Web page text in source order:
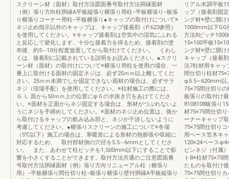
スクリーン材（面材）取付方法図面番号取付方法胴縁面材
（例）張り方向柱胴縁A平板縦張り横張り用柱−平板横張り−板張
り横張りコーナー用柱−平板横張り●キャップの取付けについて※
ネジ止め指示以外のキャップは、キャップ接着剤（P.623参照）
を使用してください。※キャップ接着剤は空気中の湿気にふれる
と反応して硬化します。十分な接着力を得るため、接着剤の塗
布後、約5∼10分程度放置してから取付けてください。 くわし
くは、接着剤に記載されている説明をお読みください。●スクリ
ーン材（面材）の取付けについて※横張り用柱を使用の場合、一
番上に取付ける面材の固定ネジは、必ず25ｍｍ以上離してくだ
さい。25ｍｍ未満でしか固定できない面材の場合は、必ずサラ
ネジ（現場手配）を使用してください。※柱材施工の際には、
Ｇ.Ｌ.面から50ｍｍ上の位置にφ６の水抜き穴をあけてくださ
い。※面材を正面からネジ固定する場合は、形材がつぶれないよ
うにネジを手締めしてください。※面材のネジ止め位置は、後か
ら取付けるキャップの飲み込み部と、ネジが干渉しないように
考慮してください。●横張りスクリーンの施工について※冬場
（5℃以下）施工の場合は、寒暖差による形材の熱膨張や収縮に
対応するため、 取付部材側の穴径を5.5∼6mmとしてくださ
い。 また、あわせて柱ピッチを1,500mm以下にすることで影
響を小さくすることができます。取付方法共通のご注意図面番
号取付方法胴縁面材（例）張り方向リニューアル柱（横張り
用）−平板横張り間仕切り柱−板張り横張り壁付胴縁A平板縦張り
リアル木調平板
ップ（接着剤固
ング材※壁に開け
1000mm以下GG
方法8ピッチ
15×100平板
ング材※壁に開け
キャップ（接着
法7柱材用キャッ
間仕切り柱材
φ5.5∼620mm以
75×75間仕切り
板張りの取付け
8108108板張り
材75×75間仕切
ーナーキャップ
75×75間仕切り
用ベース笠木キ
120×24ベース
ピンネジ（付属
ト8※柱材75×75
たものを取付け
75×75間仕切り